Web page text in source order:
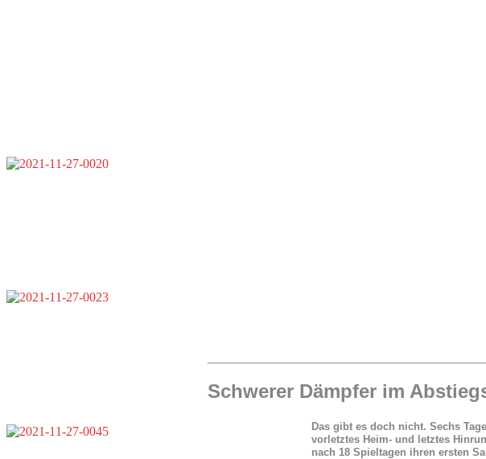
Schwerer Dämpfer im
Das gibt es doch nicht. Sechs
vorletztes Heim- und letztes
nach 18 Spieltagen ihren ersten